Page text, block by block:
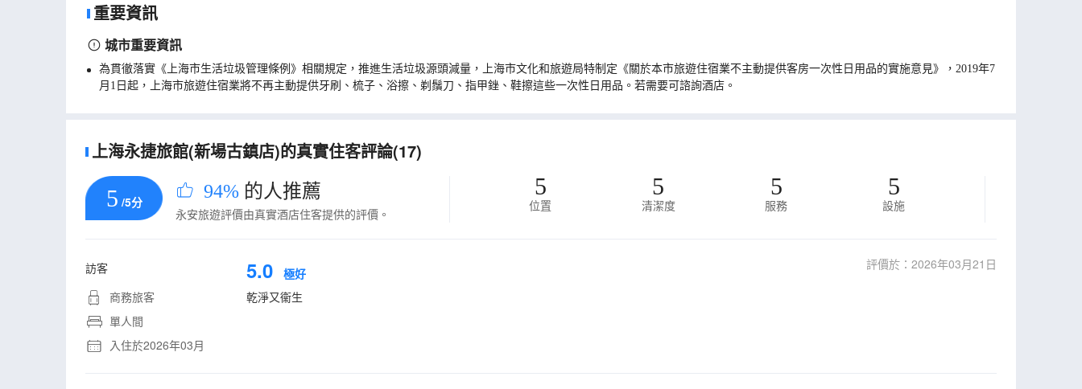
重要資訊
城市重要資訊
為貫徹落實《上海市生活垃圾管理條例》相關規定，推進生活垃圾源頭減量，上海市文化和旅遊局特制定《關於本市旅遊住宿業不主動提供客房一次性日用品的實施意見》，2019年7
月1日起，上海市旅遊住宿業將不再主動提供牙刷、梳子、浴擦、剃鬚刀、指甲銼、鞋擦這些一次性日用品。若需要可諮詢酒店。
上海永捷旅館(新場古鎮店)的真實住客評論(17)
5 /5分 94% 的人推薦
永安旅遊評價由真實酒店住客提供的評價。
5
位置
5
清潔度
5
服務
5
設施
訪客
商務旅客
單人間
入住於2026年03月
5.0 極好
評價於：2026年03月21日
乾淨又衞生